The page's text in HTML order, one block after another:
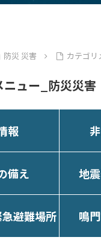
防災 災害 カテゴリ
ニュー_防災災害
報
備え 地
避難場所 鳴